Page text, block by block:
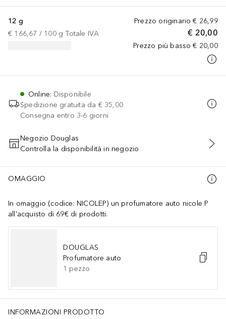
Prezzo originario € 26,99
€ 20,00
Prezzo più basso € 20,00
12 g
€ 166,67 / 100 g Totale IVA
Online: Disponibile
Spedizione gratuita da € 35,00
Consegna entro 3-6 giorni
AGGIUNGI AL CARRELLO
Negozio Douglas
Controlla la disponibilità in negozio
OMAGGIO
In omaggio (codice: NICOLEP) un profumatore auto nicole P
all'acquisto di 69€ di prodotti.
DOUGLAS
Profumatore auto
1 pezzo
INFORMAZIONI PRODOTTO